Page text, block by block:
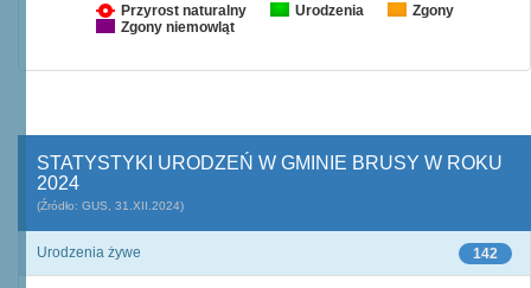
Przyrost naturalny Urodzenia
Zgony
Zgony niemowląt
STATYSTYKI URODZEŃ W GMINIE BRUSY W ROKU
2024
(Źródło: GUS, 31.XII.2024)
142
Urodzenia żywe